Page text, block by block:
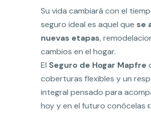
Su vida cambiará con el
seguro ideal es aquel que se
nuevas etapas,
cambios en el hogar.
El Seguro de Hogar Mapfre
coberturas flexibles y un
integral pensado para
hoy y en el futuro conócelas